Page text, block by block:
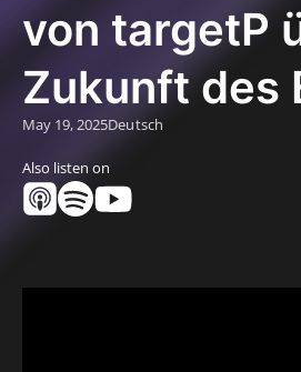
von targetP
Zukunft des
May 19, 2025Deutsch
Also listen on